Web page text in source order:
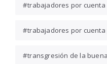
trabajadores por cuenta
trabajadores por cuenta
transgresión de la